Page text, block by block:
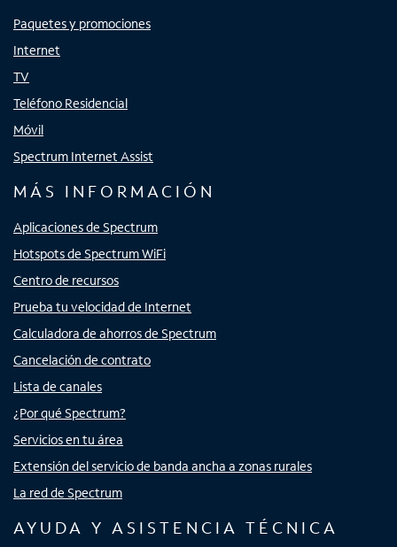
Paquetes y promociones
Internet
TV
Teléfono Residencial
Móvil
Spectrum Internet Assist
MÁS INFORMACIÓN
Aplicaciones de Spectrum
Hotspots de Spectrum WiFi
Centro de recursos
Prueba tu velocidad de Internet
Calculadora de ahorros de Spectrum
Cancelación de contrato
Lista de canales
¿Por qué Spectrum?
Servicios en tu área
Extensión del servicio de banda ancha a zonas rurales
La red de Spectrum
AYUDA Y ASISTENCIA TÉCNICA